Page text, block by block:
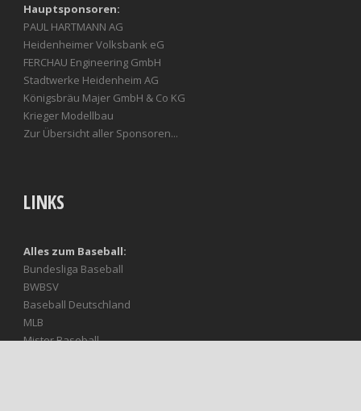
Hauptsponsoren:
PAUL HARTMANN AG
Heidenheimer Volksbank eG
FERCHAU Engineering GmbH
Stadtwerke Heidenheim AG
Königsbräu Majer GmbH & Co KG
Krieger Modellbau
Zur Übersicht aller Sponsoren...
LINKS
Alles zum Baseball:
Bundesliga Baseball
BWBSV
Baseball Deutschland
MLB
Mister Baseball